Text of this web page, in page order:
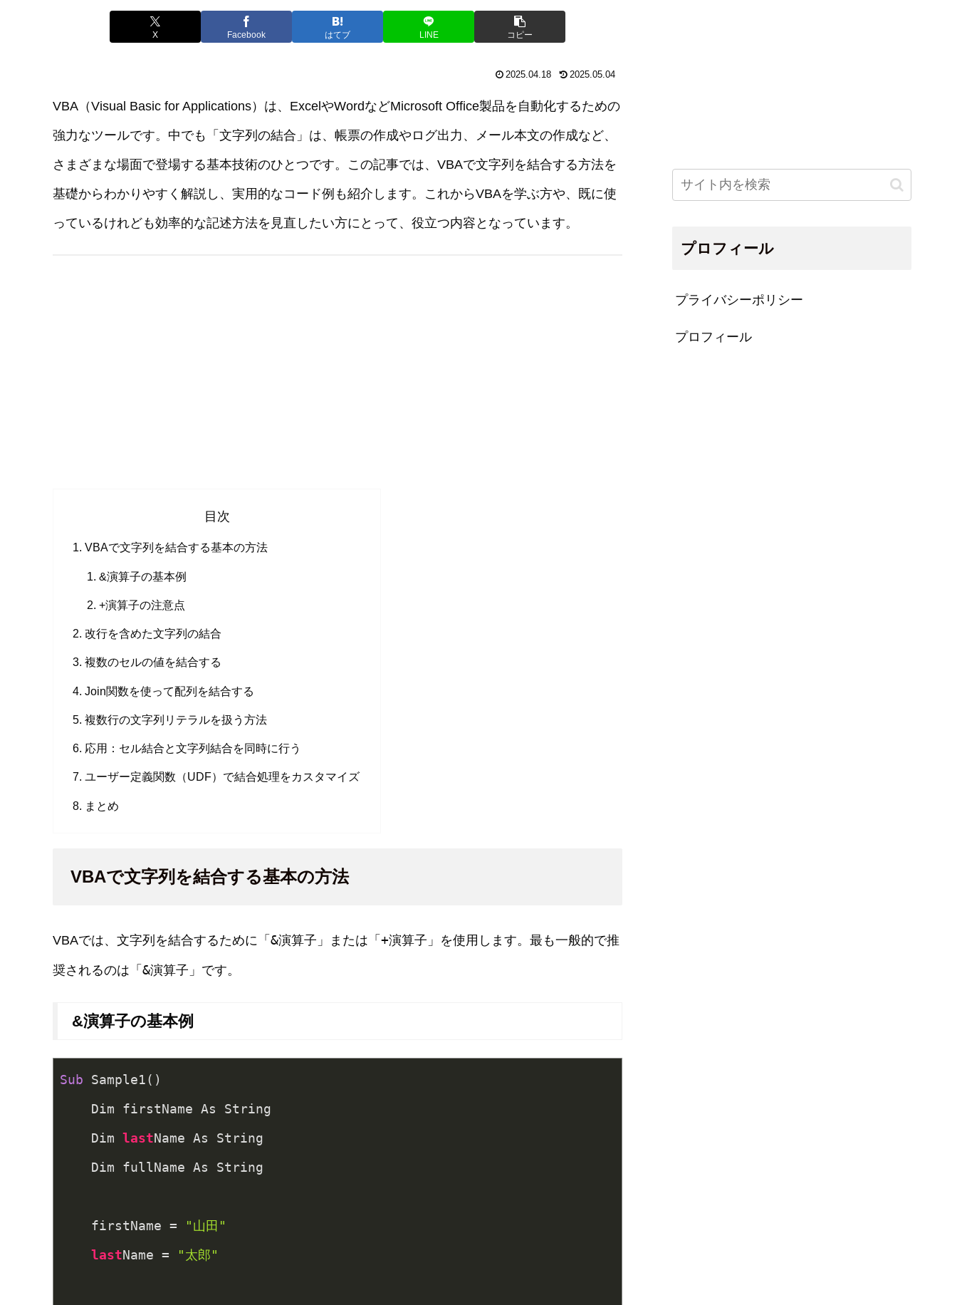
X Facebook はてブ LINE コピー
2025.04.18 2025.05.04
VBA（Visual Basic for Applications）は、ExcelやWordなどMicrosoft Office製品を自動化するための
強力なツールです。中でも「文字列の結合」は、帳票の作成やログ出力、メール本文の作成など、
さまざまな場面で登場する基本技術のひとつです。この記事では、VBAで文字列を結合する方法を
基礎からわかりやすく解説し、実用的なコード例も紹介します。これからVBAを学ぶ方や、既に使
っているけれども効率的な記述方法を見直したい方にとって、役立つ内容となっています。
目次
VBAで文字列を結合する基本の方法
&演算子の基本例
+演算子の注意点
改行を含めた文字列の結合
複数のセルの値を結合する
Join関数を使って配列を結合する
複数行の文字列リテラルを扱う方法
応用：セル結合と文字列結合を同時に行う
ユーザー定義関数（UDF）で結合処理をカスタマイズ
まとめ
VBAで文字列を結合する基本の方法
VBAでは、文字列を結合するために「 &演算子」または「 +演算子」を使用します。最も一般的で推
奨されるのは「 &演算子」です。
&演算子の基本例
Sub Sample1()
    Dim firstName As String
    Dim
lastName As String
    Dim fullName As String
    firstName =
"山田"
lastName = "太郎"
プロフィール
プライバシーポリシー
プロフィール